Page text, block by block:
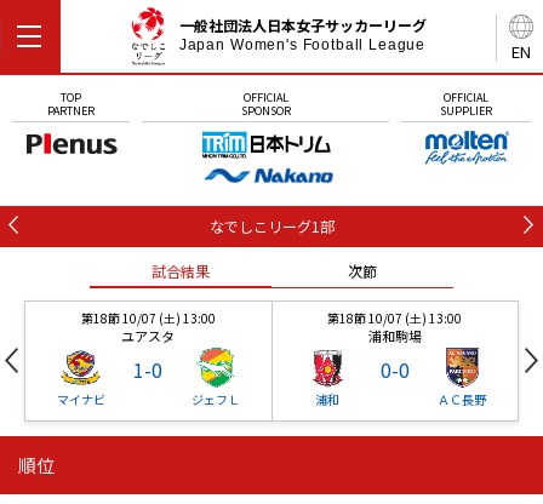
EN
一般社団法人日本女子サッカーリーグ
Japan Women's Football League
TOP
PARTNER
OFFICIAL
SPONSOR
OFFICIAL
SUPPLIER
なでしこリーグ1部
試合結果 次節
第18節 10/07 (土) 13:00
ユアスタ
マイナビ
1-0
ジェフＬ
第18節 10/07 (土) 13:00
浦和駒場
浦和
0-0
ＡＣ長野
ユアスタ 浦和駒場
順位